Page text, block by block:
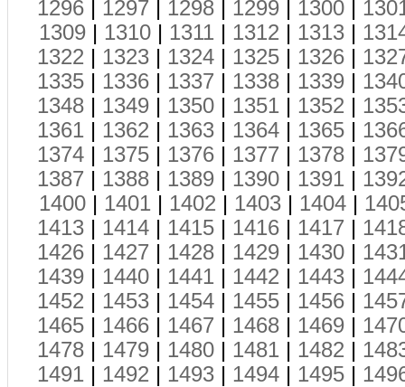
1296 | 1297 | 1298 | 1299 | 1300 |
1309 | 1310 | 1311 | 1312 | 1313 |
1322 | 1323 | 1324 | 1325 | 1326 |
1335 | 1336 | 1337 | 1338 | 1339 |
1348 | 1349 | 1350 | 1351 | 1352 |
1361 | 1362 | 1363 | 1364 | 1365 |
1374 | 1375 | 1376 | 1377 | 1378 |
1387 | 1388 | 1389 | 1390 | 1391 |
1400 | 1401 | 1402 | 1403 | 1404 |
1413 | 1414 | 1415 | 1416 | 1417 |
1426 | 1427 | 1428 | 1429 | 1430 |
1439 | 1440 | 1441 | 1442 | 1443 |
1452 | 1453 | 1454 | 1455 | 1456 |
1465 | 1466 | 1467 | 1468 | 1469 |
1478 | 1479 | 1480 | 1481 | 1482 |
1491 | 1492 | 1493 | 1494 | 1495 |